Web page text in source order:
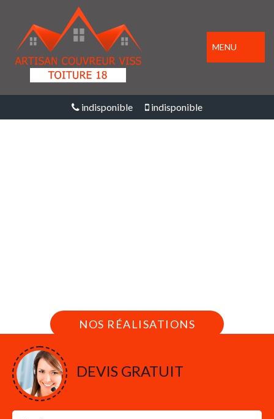
MENU
indisponible indisponible
NOS RÉALISATIONS
DEVIS GRATUIT